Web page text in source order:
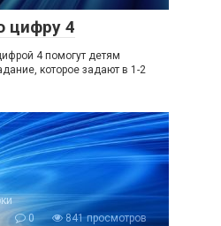
цифру 4
4 помогут детям
которое задают в 1-2
0
841 просмотров